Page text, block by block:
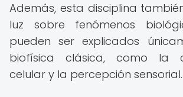
Además, esta disciplina
luz sobre fenómenos
pueden ser explicados
biofísica clásica, como la
celular y la percepción sensorial.